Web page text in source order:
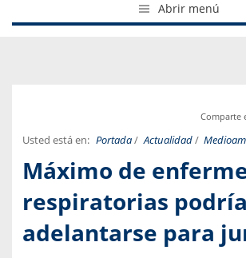
Abrir menú
Comparte
Usted está en: Portada/ Actualidad/
Máximo de
respiratorias podría
adelantarse para